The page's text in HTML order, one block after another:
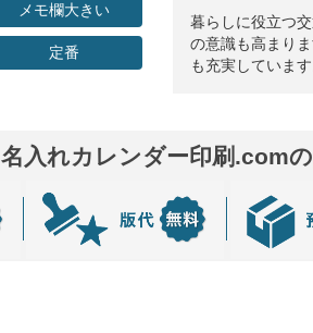
メモ欄大きい
定番
暮らしに役立つ
の意識も高まり
も充実しています
名入れカレンダー印刷.comの